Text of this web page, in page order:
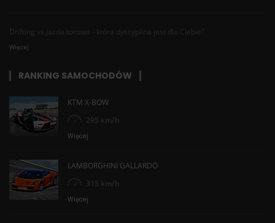
Super obsługa bardzo miła
Jacek
Super Jazda !❤️
Drifting vs jazda torowa - która dyscyplina jest dla Ciebie?
Więcej
RANKING SAMOCHODÓW
KTM X-BOW
295 km/h
Więcej
LAMBORGHINI GALLARDO
315 km/h
Więcej